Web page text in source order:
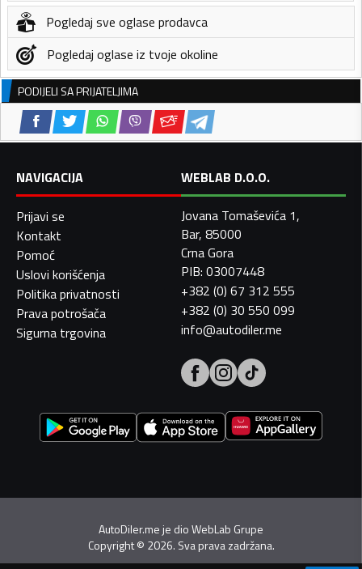
Pogledaj sve oglase prodavca
Pogledaj oglase iz tvoje okoline
PODIJELI SA PRIJATELJIMA
NAVIGACIJA
Prijavi se
Kontakt
Pomoć
Uslovi korišćenja
Politika privatnosti
Prava potrošača
Sigurna trgovina
WEBLAB D.O.O.
Jovana Tomaševića 1,
Bar, 85000
Crna Gora
PIB: 03007448
+382 (0) 67 312 555
+382 (0) 30 550 099
info@autodiler.me
AutoDiler.me je dioWebLab Grupe
Copyright© 2026. Sva prava zadržana.